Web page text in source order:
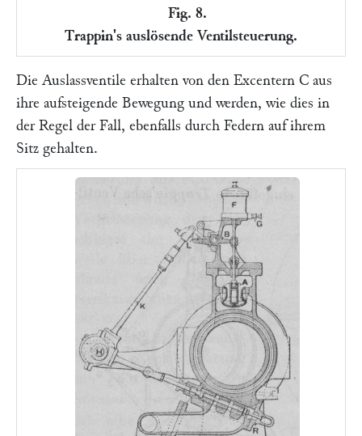
Fig. 8.
Trappin's auslösende Ventilsteuerung.
Die Auslassventile erhalten von den Excentern C aus
ihre aufsteigende Bewegung und werden, wie dies in
der Regel der Fall, ebenfalls durch Federn auf ihrem
Sitz gehalten.